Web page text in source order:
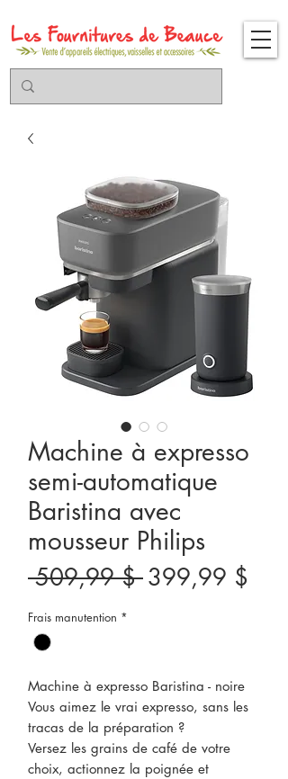
Machine à expresso
semi-automatique
Baristina avec
mousseur Philips
509,99 $ Prix
399,99 $
Frais manutention *
Machine à expresso Baristina - noire
Vous aimez le vrai expresso, sans les
tracas de la préparation ?
Versez les grains de café de votre
choix, actionnez la poignée et